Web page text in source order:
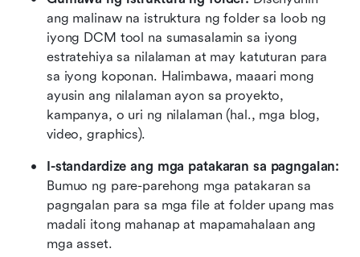
ang malinaw na istruktura ng folder sa loob ng
iyong DCM tool na sumasalamin sa iyong
estratehiya sa nilalaman at may katuturan para
sa iyong koponan. Halimbawa, maaari mong
ayusin ang nilalaman ayon sa proyekto,
kampanya, o uri ng nilalaman (hal., mga blog,
video, graphics).
I-standardize ang mga patakaran sa pagngalan:
Bumuo ng pare-parehong mga patakaran sa
pagngalan para sa mga file at folder upang mas
madali itong mahanap at mapamahalaan ang
mga asset.